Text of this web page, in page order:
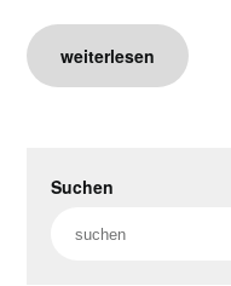
weiterlesen
Suchen